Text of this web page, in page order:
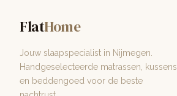
FlatHome
Jouw slaapspecialist in Nijmegen.
Handgeselecteerde matrassen, kussens
en beddengoed voor de beste